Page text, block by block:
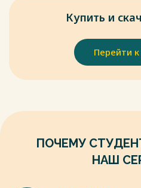
оптовой организацией /
сегодня: проблемы и
Купить и
Перейти
ПОЧЕМУ
НАШ